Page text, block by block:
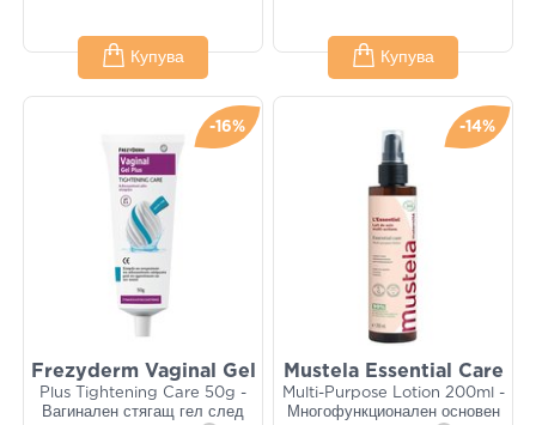
Купува Купува
-16%
Frezyderm Vaginal Gel
Plus Tightening Care 50g -
Вагинален стягащ гел след
-14%
Mustela Essential Care
Multi-Purpose Lotion 200ml -
Многофункционален основен